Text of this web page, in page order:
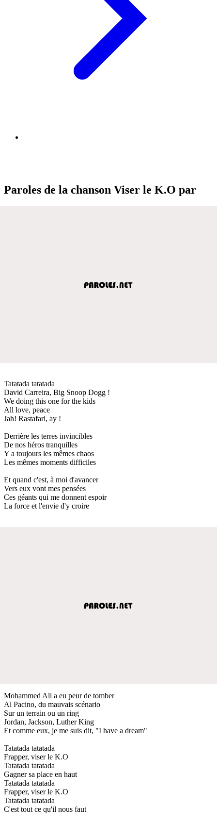
Paroles de la chanson Viser le K.O par
Tatatada tatatada
David Carreira, Big Snoop Dogg !
We doing this one for the kids
All love, peace
Jah! Rastafari, ay !
Derrière les terres invincibles
De nos héros tranquilles
Y a toujours les mêmes chaos
Les mêmes moments difficiles
Et quand c'est, à moi d'avancer
Vers eux vont mes pensées
Ces géants qui me donnent espoir
La force et l'envie d'y croire
Mohammed Ali a eu peur de tomber
Al Pacino, du mauvais scénario
Sur un terrain ou un ring
Jordan, Jackson, Luther King
Et comme eux, je me suis dit, "I have a dream"
Tatatada tatatada
Frapper, viser le K.O
Tatatada tatatada
Gagner sa place en haut
Tatatada tatatada
Frapper, viser le K.O
Tatatada tatatada
C'est tout ce qu'il nous faut